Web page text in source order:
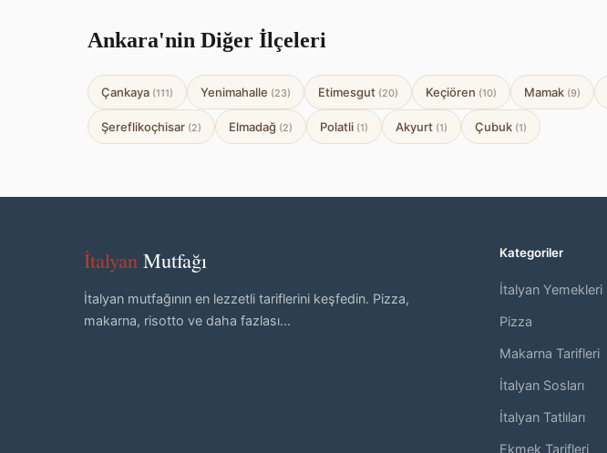
Ankara'nin Diğer İlçeleri
Çankaya (111) Yenimahalle (23) Etimesgut (20) Keçiören (10) Mamak (9)
Şereflikoçhisar (2) Elmadağ (2) Polatli (1) Akyurt (1) Çubuk (1)
İtalyan Mutfağı
İtalyan mutfağının en lezzetli tariflerini keşfedin. Pizza,
makarna, risotto ve daha fazlası...
Kategoriler
İtalyan Yemekleri
Pizza
Makarna Tarifleri
İtalyan Sosları
İtalyan Tatlıları
Ekmek Tarifleri